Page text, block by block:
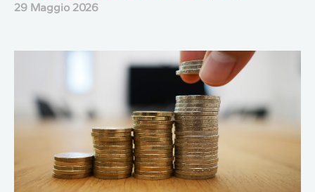
29 Maggio 2026